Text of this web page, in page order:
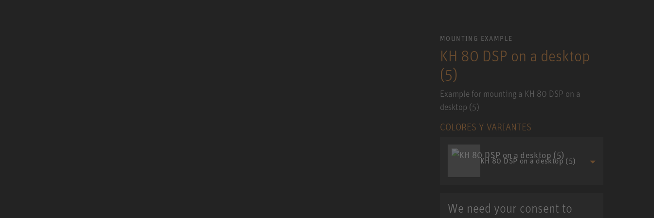
MOUNTING EXAMPLE
KH 80 DSP on a desktop
(5)
Example for mounting a KH 80 DSP on a
desktop (5)
COLORES Y VARIANTES
KH 80 DSP on a desktop (5)
We need your consent to